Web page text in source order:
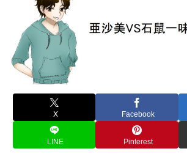
X Facebook
LINE Pinterest